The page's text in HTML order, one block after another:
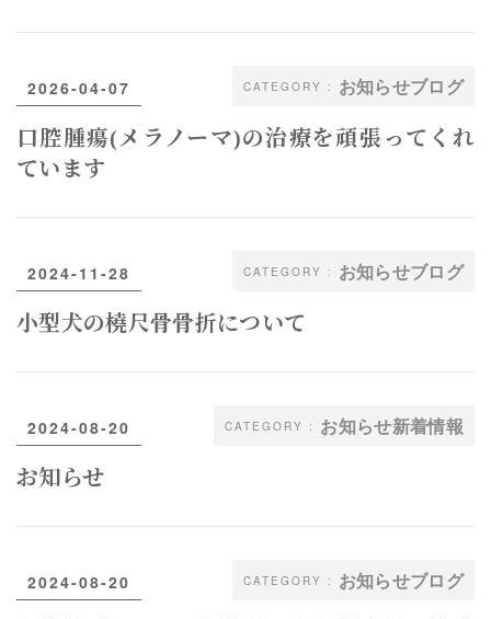
お知らせブログ
2026-04-07
口腔腫瘍(メラノーマ)の治療を頑張ってくれ
ています
お知らせブログ
2024-11-28
小型犬の橈尺骨骨折について
お知らせ新着情報
2024-08-20
お知らせ
お知らせブログ
2024-08-20